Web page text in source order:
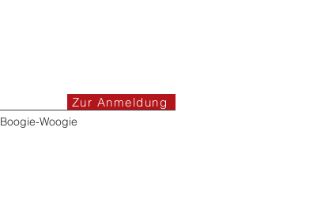
Boogie-Woogie
Zur Anmeldung